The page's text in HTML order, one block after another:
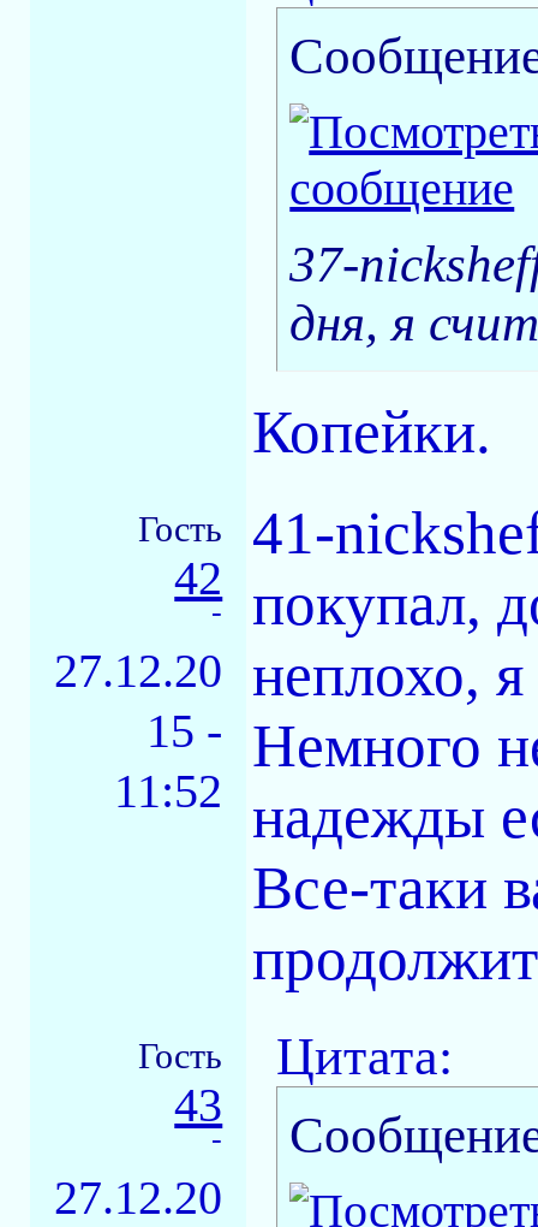
37-
дня, я
Копейки.
Гость
42
-
27.12.20
15 -
11:52
41-
покупал,
неплохо,
Немного
надежды
Все-таки
Гость
43
-
27.12.20
Цитата: